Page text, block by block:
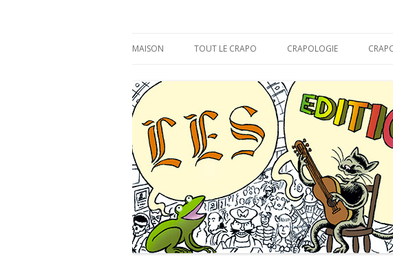
MAISON TOUT LE CRAPO CRAPOLOGIE
LA
BON